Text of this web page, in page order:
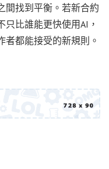
間找到平衡。若新合約
比誰能更快使用AI，
者都能接受的新規則。